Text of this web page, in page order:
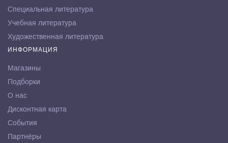
Специальная литература
Учебная литература
Художественная литература
ИНФОРМАЦИЯ
Магазины
Подборки
О нас
Дисконтная карта
События
Партнёры